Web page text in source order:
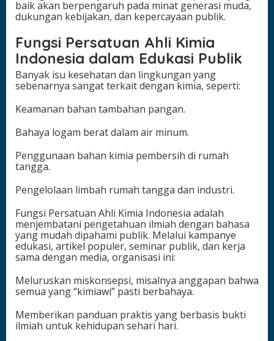
baik akan berpengaruh pada minat generasi muda,
dukungan kebijakan, dan kepercayaan publik.
Fungsi Persatuan Ahli Kimia
Indonesia dalam Edukasi Publik
Banyak isu kesehatan dan lingkungan yang
sebenarnya sangat terkait dengan kimia, seperti:
Keamanan bahan tambahan pangan.
Bahaya logam berat dalam air minum.
Penggunaan bahan kimia pembersih di rumah
tangga.
Pengelolaan limbah rumah tangga dan industri.
Fungsi Persatuan Ahli Kimia Indonesia adalah
menjembatani pengetahuan ilmiah dengan bahasa
yang mudah dipahami publik. Melalui kampanye
edukasi, artikel populer, seminar publik, dan kerja
sama dengan media, organisasi ini:
Meluruskan miskonsepsi, misalnya anggapan bahwa
semua yang “kimiawi” pasti berbahaya.
Memberikan panduan praktis yang berbasis bukti
ilmiah untuk kehidupan sehari hari.